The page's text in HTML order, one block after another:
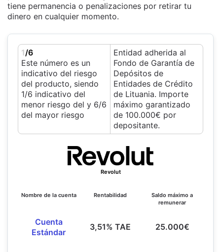
tiene permanencia o penalizaciones por retirar tu
dinero en cualquier momento.
1/6
Este número es un
indicativo del riesgo
del producto, siendo
1/6 indicativo del
menor riesgo del y 6/6
del mayor riesgo
Entidad adherida al
Fondo de Garantía de
Depósitos de
Entidades de Crédito
de Lituania. Importe
máximo garantizado
de 100.000€ por
depositante.
Revolut
Nombre de la cuenta
Cuenta
Estándar
Rentabilidad
3,51% TAE
Saldo máximo a
remunerar
25.000€